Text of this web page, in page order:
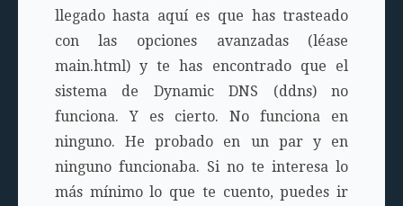
llegado hasta aquí es que has trasteado
con las opciones avanzadas (léase
main.html) y te has encontrado que el
sistema de Dynamic DNS (ddns) no
funciona. Y es cierto. No funciona en
ninguno. He probado en un par y en
ninguno funcionaba. Si no te interesa lo
más mínimo lo que te cuento, puedes ir